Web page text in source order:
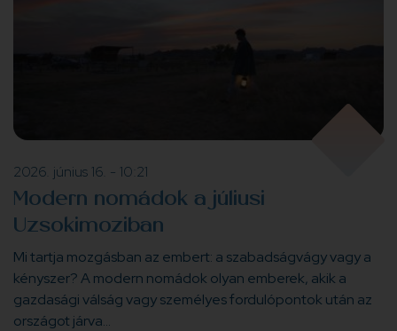
2026. június 16. - 10:21
Modern nomádok a júliusi
Uzsokimoziban
Mi tartja mozgásban az embert: a szabadságvágy vagy a
kényszer? A modern nomádok olyan emberek, akik a
gazdasági válság vagy személyes fordulópontok után az
országot járva…